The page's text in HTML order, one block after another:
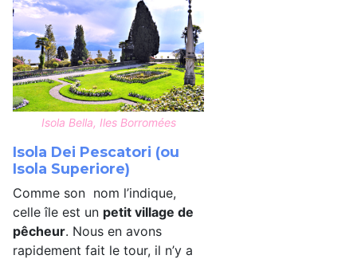
Isola Bella, Iles Borromées
Isola Dei Pescatori (ou
Isola Superiore)
Comme son nom l’indique,
celle île est un petit village de
pêcheur. Nous en avons
rapidement fait le tour, il n’y a